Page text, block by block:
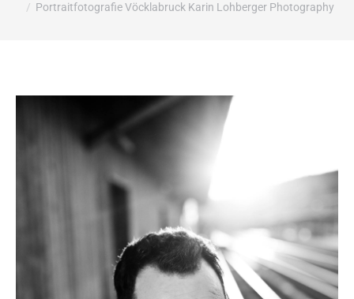
Portraitfotografie Vöcklabruck Karin Lohberger Photography